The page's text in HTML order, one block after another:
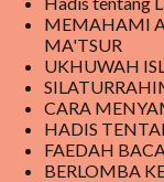
MEMAHAMI
MA'TSUR
UKHUWAH
CARA
HADIS
FAEDAH
BERLOMBA